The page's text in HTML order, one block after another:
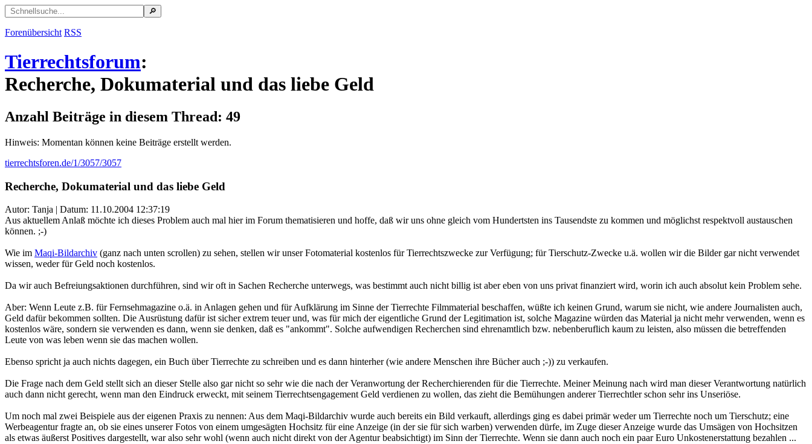
Forenübersicht RSS
Tierrechtsforum:
Recherche, Dokumaterial und das liebe Geld
Anzahl Beiträge in diesem Thread: 49
Hinweis: Momentan können keine Beiträge erstellt werden.
tierrechtsforen.de/1/3057/3057
Recherche, Dokumaterial und das liebe Geld
Autor: Tanja | Datum: 11.10.2004 12:37:19
Aus aktuellem Anlaß möchte ich dieses Problem auch mal hier im Forum thematisieren und hoffe, daß wir uns ohne gleich vom Hundertsten ins Tausendste zu kommen und möglichst respektvoll austauschen
können. ;-)
Wie im Maqi-Bildarchiv (ganz nach unten scrollen) zu sehen, stellen wir unser Fotomaterial kostenlos für Tierrechtszwecke zur Verfügung; für Tierschutz-Zwecke u.ä. wollen wir die Bilder gar nicht verwendet
wissen, weder für Geld noch kostenlos.
Da wir auch Befreiungsaktionen durchführen, sind wir oft in Sachen Recherche unterwegs, was bestimmt auch nicht billig ist aber eben von uns privat finanziert wird, worin ich auch absolut kein Problem sehe.
Aber: Wenn Leute z.B. für Fernsehmagazine o.ä. in Anlagen gehen und für Aufklärung im Sinne der Tierrechte Filmmaterial beschaffen, wüßte ich keinen Grund, warum sie nicht, wie andere Journalisten auch,
Geld dafür bekommen sollten. Die Ausrüstung dafür ist sicher extrem teuer und, was für mich der eigentliche Grund der Legitimation ist, solche Magazine würden das Material ja nicht mehr verwenden, wenn es
kostenlos wäre, sondern sie verwenden es dann, wenn sie denken, daß es "ankommt". Solche aufwendigen Recherchen sind ehrenamtlich bzw. nebenberuflich kaum zu leisten, also müssen die betreffenden
Leute von was leben wenn sie das machen wollen.
Ebenso spricht ja auch nichts dagegen, ein Buch über Tierrechte zu schreiben und es dann hinterher (wie andere Menschen ihre Bücher auch ;-)) zu verkaufen.
Die Frage nach dem Geld stellt sich an dieser Stelle also gar nicht so sehr wie die nach der Veranwortung der Recherchierenden für die Tierrechte. Meiner Meinung nach wird man dieser Verantwortung natürlich
auch dann nicht gerecht, wenn man den Eindruck erweckt, mit seinem Tierrechtsengagement Geld verdienen zu wollen, das zieht die Bemühungen anderer Tierrechtler schon sehr ins Unseriöse.
Um noch mal zwei Beispiele aus der eigenen Praxis zu nennen: Aus dem Maqi-Bildarchiv wurde auch bereits ein Bild verkauft, allerdings ging es dabei primär weder um Tierrechte noch um Tierschutz; eine
Werbeagentur fragte an, ob sie eines unserer Fotos von einem umgesägten Hochsitz für eine Anzeige (in der sie für sich warben) verwenden dürfe, im Zuge dieser Anzeige wurde das Umsägen von Hochsitzen
als etwas äußerst Positives dargestellt, war also sehr wohl (wenn auch nicht direkt von der Agentur beabsichtigt) im Sinn der Tierrechte. Wenn sie dann auch noch ein paar Euro Unkostenerstattung bezahlen ...